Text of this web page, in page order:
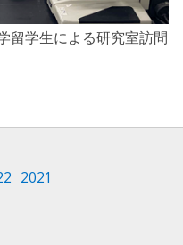
留学生による研究室訪問
2021